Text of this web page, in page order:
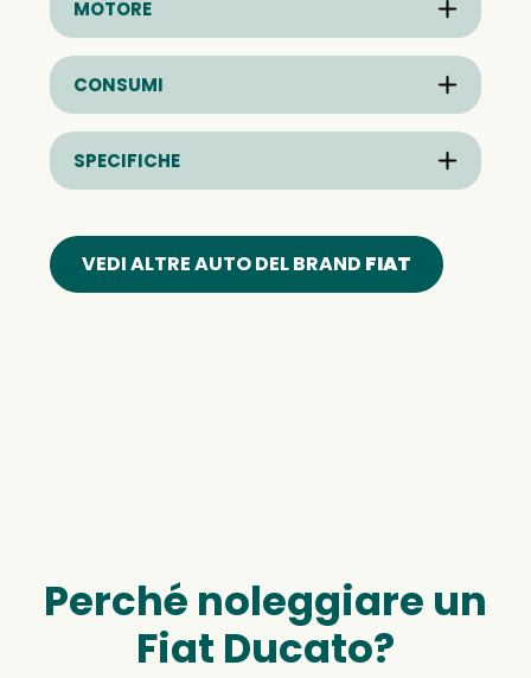
MOTORE
CONSUMI
SPECIFICHE
VEDI ALTRE AUTO DEL BRAND FIAT
Perché noleggiare un
Fiat Ducato?